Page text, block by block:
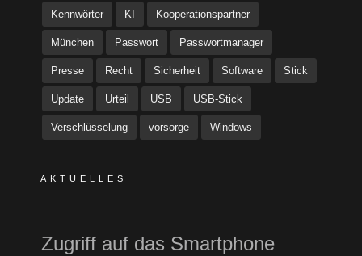
Kennwörter KI Kooperationspartner
München Passwort Passwortmanager
Presse Recht Sicherheit Software Stick
Update Urteil USB USB-Stick
Verschlüsselung vorsorge Windows
AKTUELLES
Zugriff auf das Smartphone